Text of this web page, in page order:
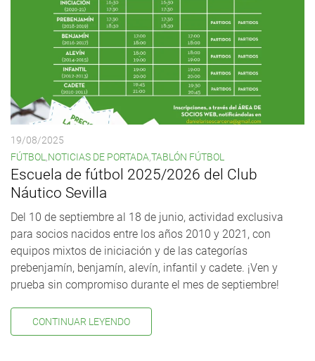
19/08/2025
FÚTBOL NOTICIAS DE PORTADA TABLÓN FÚTBOL
Escuela de fútbol 2025/2026 del Club
Náutico Sevilla
Del 10 de septiembre al 18 de junio, actividad exclusiva
para socios nacidos entre los años 2010 y 2021, con
equipos mixtos de iniciación y de las categorías
prebenjamín, benjamín, alevín, infantil y cadete. ¡Ven y
prueba sin compromiso durante el mes de septiembre!
CONTINUAR LEYENDO